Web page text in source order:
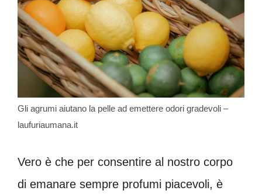
Gli agrumi aiutano la pelle ad emettere odori gradevoli –
laufuriaumana.it
Vero è che per consentire al nostro corpo
di emanare sempre profumi piacevoli, è